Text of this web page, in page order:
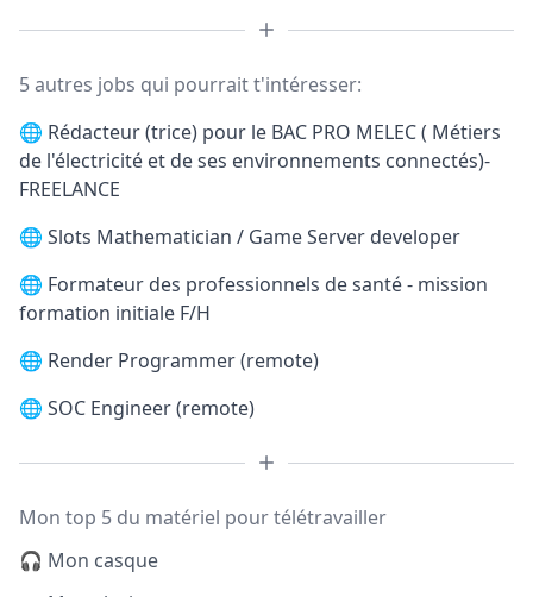
5 autres jobs qui pourrait t'intéresser:
🌐 Rédacteur (trice) pour le BAC PRO MELEC ( Métiers
de l'électricité et de ses environnements connectés)-
FREELANCE
🌐 Slots Mathematician / Game Server developer
🌐 Formateur des professionnels de santé - mission
formation initiale F/H
🌐 Render Programmer (remote)
🌐 SOC Engineer (remote)
Mon top 5 du matériel pour télétravailler
🎧 Mon casque